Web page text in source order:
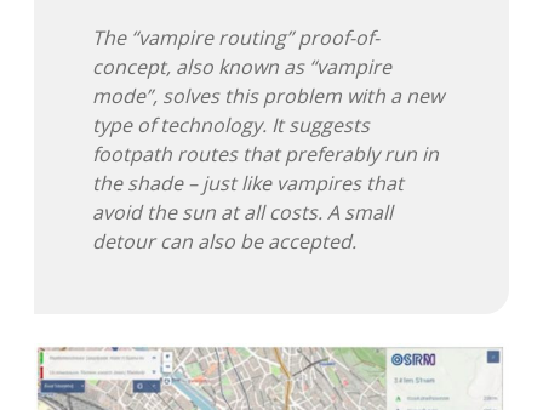
Adventskalender 2023
Adventskalender 2024
The “vampire routing” proof-of-
concept, also known as “vampire
mode”, solves this problem with a new
type of technology. It suggests
footpath routes that preferably run in
the shade – just like vampires that
avoid the sun at all costs. A small
detour can also be accepted.